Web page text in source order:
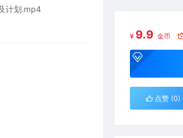
计划.mp4
¥ 9.9 金币
点赞 (0)